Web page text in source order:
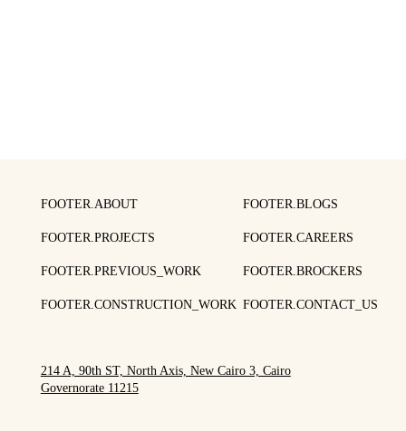
FOOTER.ABOUT
FOOTER.PROJECTS
FOOTER.PREVIOUS_WORK
FOOTER.CONSTRUCTION_WORK
FOOTER.BLOGS
FOOTER.CAREERS
FOOTER.BROCKERS
FOOTER.CONTACT_US
214 A, 90th ST, North Axis, New Cairo 3, Cairo
Governorate 11215